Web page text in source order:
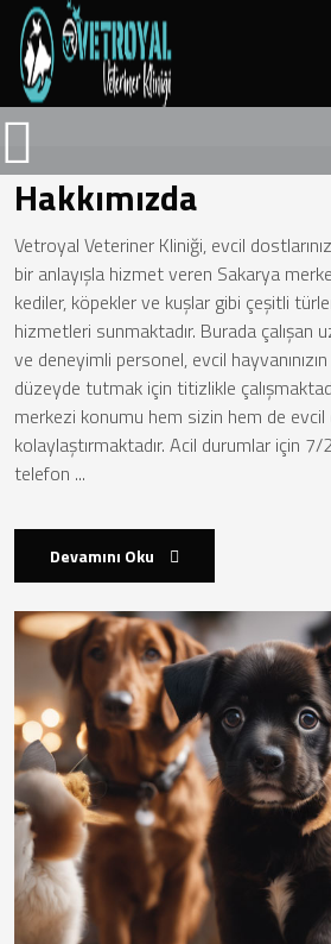
Sakarya Veteriner Kliniği
Sakarya Veteriner Kliniği Hemen Ara
Hakkımızda
Vetroyal Veteriner Kliniği, evcil
bir anlayışla hizmet veren Sakarya
kediler, köpekler ve kuşlar gibi çeşitli
hizmetleri sunmaktadır. Burada çalışan
ve deneyimli personel, evcil hayvanınızın
düzeyde tutmak için titizlikle
merkezi konumu hem sizin hem de evcil
kolaylaştırmaktadır. Acil durumlar için
telefon ...
Devamını Oku